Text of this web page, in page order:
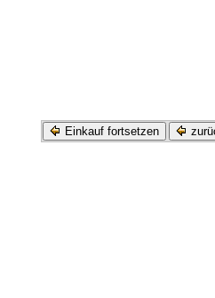
Einkauf fortsetzen